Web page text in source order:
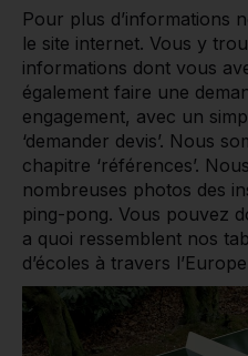
Pour plus d’informations
le site internet. Vous y
informations dont vous
également faire une
engagement, avec un
‘demander devis’. Nous
chapitre ‘références’.
nombreuses photos des
ping-pong. Vous pouvez
a quoi ressemblent nos
d’écoles à travers